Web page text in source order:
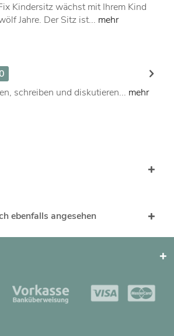
Kindersitz wächst mit Ihrem Kind
Jahre. Der Sitz ist... mehr
schreiben und diskutieren... mehr
ebenfalls angesehen